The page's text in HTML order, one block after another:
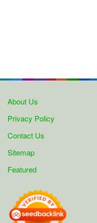
About Us
Privacy Policy
Contact Us
Sitemap
Featured